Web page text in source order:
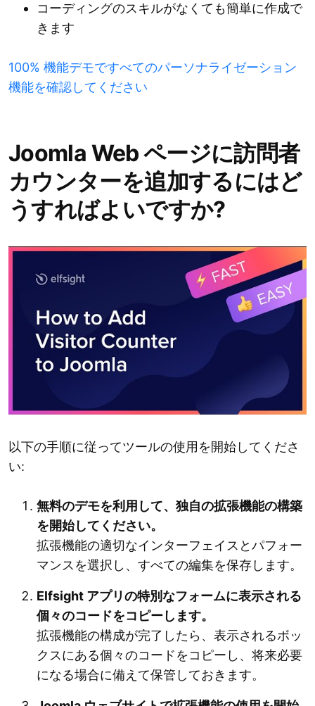
コーディングのスキルがなくても簡単に作成で
きます
100% 機能デモですべてのパーソナライゼーション
機能を確認してください
Joomla Web ページに訪問者
カウンターを追加するにはど
うすればよいですか?
以下の手順に従ってツールの使用を開始してくださ
い:
無料のデモを利用して、独自の拡張機能の構築
を開始してください。
拡張機能の適切なインターフェイスとパフォー
マンスを選択し、すべての編集を保存します。
Elfsight アプリの特別なフォームに表示される
個々のコードをコピーします。
拡張機能の構成が完了したら、表示されるボッ
クスにある個々のコードをコピーし、将来必要
になる場合に備えて保管しておきます。